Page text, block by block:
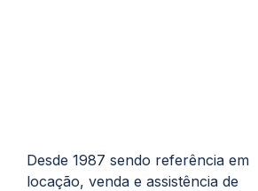
Desde 1987 sendo referência em
locação, venda e assistência de